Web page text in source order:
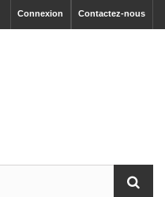
Contactez-nous
Connexion